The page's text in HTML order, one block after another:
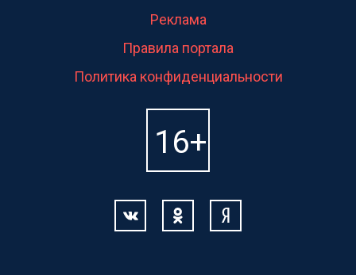
Реклама
Правила портала
Политика конфиденциальности